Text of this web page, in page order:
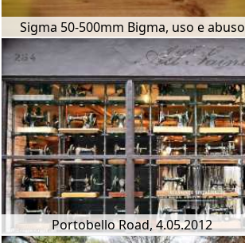
Sigma 50-500mm Bigma, uso e abuso
Portobello Road, 4.05.2012